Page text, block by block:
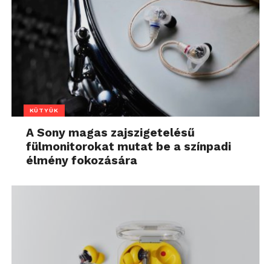
KÜTYÜK
A Sony magas zajszigetelésű
fülmonitorokat mutat be a színpadi
élmény fokozására